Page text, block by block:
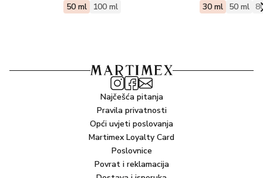
50 ml 100 ml 30 ml 50 ml
Najčešća pitanja
Pravila privatnosti
Opći uvjeti poslovanja
Martimex Loyalty Card
Poslovnice
Povrat i reklamacija